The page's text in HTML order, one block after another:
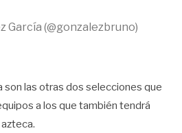
García (@gonzalezbruno)
son las otras dos selecciones que
a los que también tendrá